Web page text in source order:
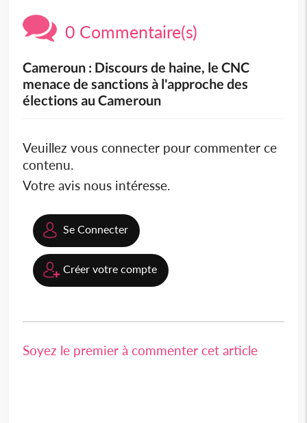
0 Commentaire(s)
Cameroun : Discours de haine, le CNC
menace de sanctions à l'approche des
élections au Cameroun
Veuillez vous connecter pour commenter ce
contenu.
Votre avis nous intéresse.
Se Connecter
Créer votre compte
Soyez le premier à commenter cet article